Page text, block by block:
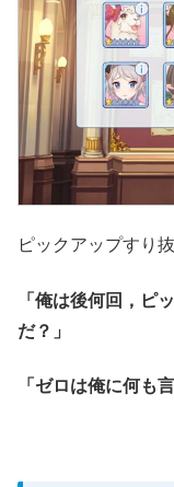
ピックアップすり
「俺は後何回，ピ
だ？」
「ゼロは俺に何も